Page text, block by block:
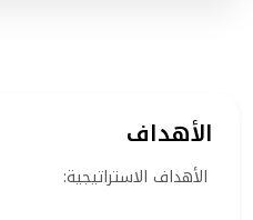
الأهداف
الأهداف الاستراتيجية: